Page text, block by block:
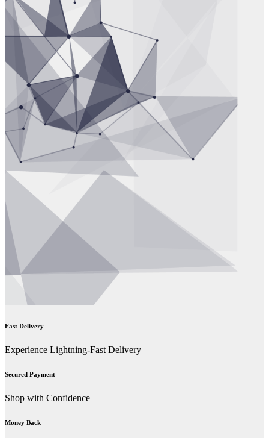
Fast Delivery
Experience Lightning-Fast Delivery
Secured Payment
Shop with Confidence
Money Back